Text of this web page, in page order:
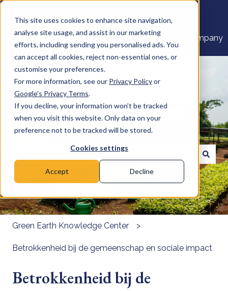
This site uses cookies to enhance site navigation,
analyse site usage, and assist in our marketing
efforts, including sending you personalised ads. You
can accept all cookies, reject non-essential ones, or
customise your preferences.
For more information, see our Privacy Policyor
Google's Privacy Terms.
If you decline, your information won’t be tracked
when you visit this website. Only data on your
preference not to be tracked will be stored.
Cookies settings
Accept Decline
Home Products Pricing Blog Company
Welkom bij het Kenniscentrum Green
Earth. Hoe kunnen we u helpen?
Er zijn geen suggesties want het zoekveld is leeg.
Green Earth Knowledge Center
Betrokkenheid bij de gemeenschap en sociale impact
Betrokkenheid bij de